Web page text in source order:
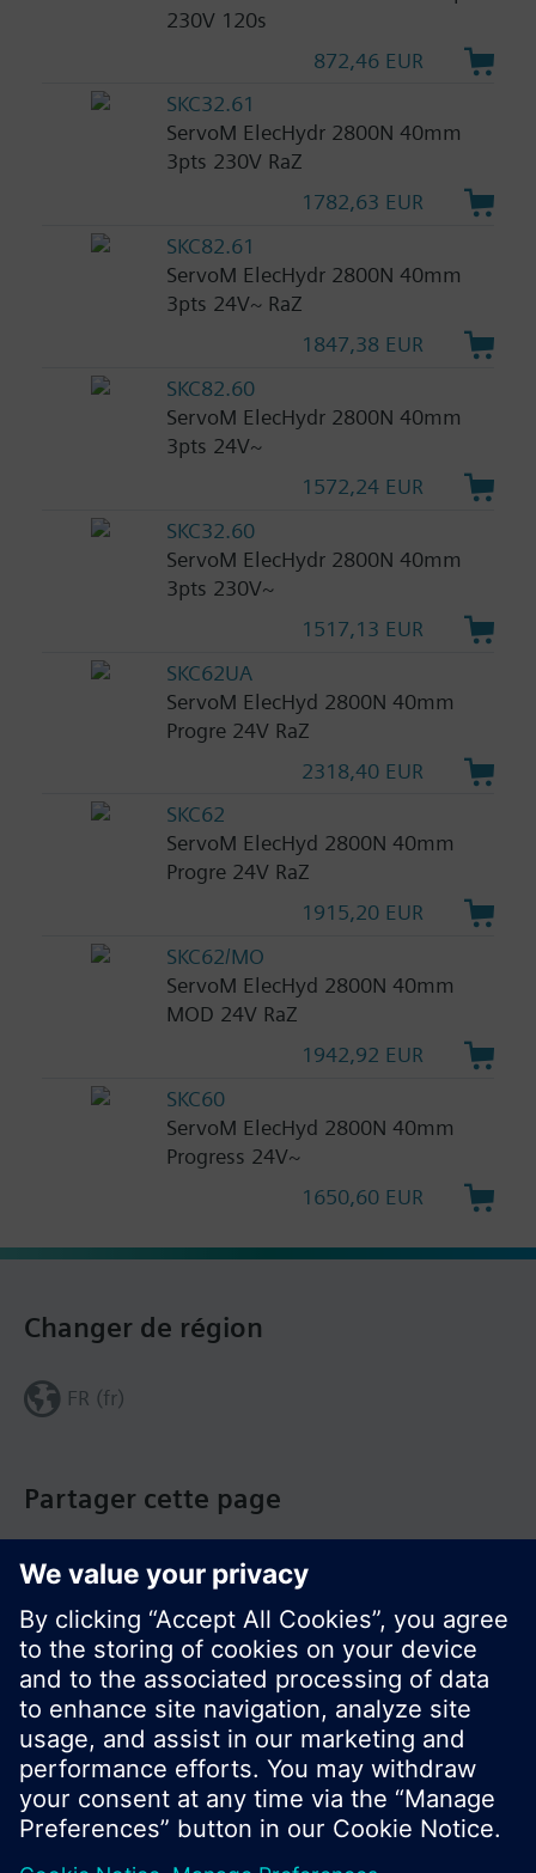
230V 120s
872,46 EUR
SKC32.61
ServoM ElecHydr 2800N 40mm
3pts 230V RaZ
1782,63 EUR
SKC82.61
ServoM ElecHydr 2800N 40mm
3pts 24V~ RaZ
1847,38 EUR
SKC82.60
ServoM ElecHydr 2800N 40mm
3pts 24V~
1572,24 EUR
SKC32.60
ServoM ElecHydr 2800N 40mm
3pts 230V~
1517,13 EUR
SKC62UA
ServoM ElecHyd 2800N 40mm
Progre 24V RaZ
2318,40 EUR
SKC62
ServoM ElecHyd 2800N 40mm
Progre 24V RaZ
1915,20 EUR
SKC62/MO
ServoM ElecHyd 2800N 40mm
MOD 24V RaZ
1942,92 EUR
SKC60
ServoM ElecHyd 2800N 40mm
Progress 24V~
1650,60 EUR
Partager cette page
Changer de région
FR (fr)
© Siemens Switzerland Ltd. Building Technologies
Group - 2016